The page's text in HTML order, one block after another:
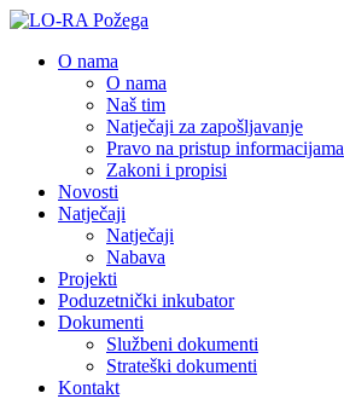
O nama
O nama
Naš tim
Natječaji za zapošljavanje
Pravo na pristup informacijama
Zakoni i propisi
Novosti
Natječaji
Natječaji
Nabava
Projekti
Poduzetnički inkubator
Dokumenti
Službeni dokumenti
Strateški dokumenti
Kontakt